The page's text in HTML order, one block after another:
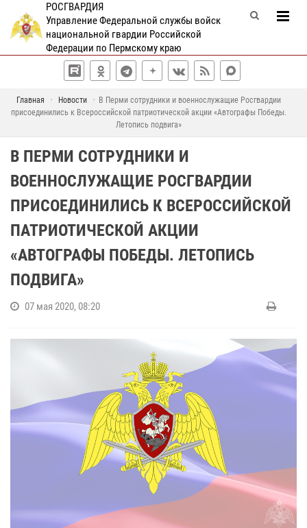
РОСГВАРДИЯ
Управление Федеральной службы войск
национальной гвардии Российской
Федерации по Пермскому краю
Главная Новости
В Перми сотрудники и военнослужащие Росгвардии
присоединились к Всероссийской патриотической акции «Автографы Победы.
Летопись подвига»
В ПЕРМИ СОТРУДНИКИ И
ВОЕННОСЛУЖАЩИЕ РОСГВАРДИИ
ПРИСОЕДИНИЛИСЬ К ВСЕРОССИЙСКОЙ
ПАТРИОТИЧЕСКОЙ АКЦИИ
«АВТОГРАФЫ ПОБЕДЫ. ЛЕТОПИСЬ
ПОДВИГА»
07 мая 2020, 08:20